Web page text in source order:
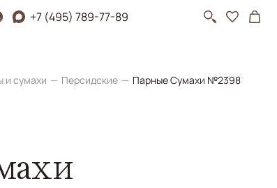
+7 (495) 789-77-89
и сумахи Персидские Парные Сумахи №2398